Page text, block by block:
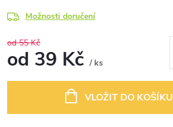
Možnosti doručení
od 55 Kč
od 39 Kč / ks
VLOŽIT DO KOŠÍKU